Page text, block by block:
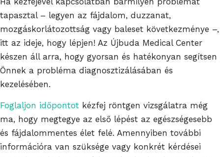
tapasztal – legyen az fájdalom, duzzanat,
mozgáskorlátozottság vagy baleset következménye –,
itt az ideje, hogy lépjen! Az Újbuda Medical Center
készen áll arra, hogy gyorsan és hatékonyan segítsen
Önnek a probléma diagnosztizálásában és
kezelésében.
Foglaljon időpontot kézfej röntgen vizsgálatra még
ma, hogy megtegye az első lépést az egészségesebb
és fájdalommentes élet felé. Amennyiben további
információra van szüksége vagy konkrét kérdései